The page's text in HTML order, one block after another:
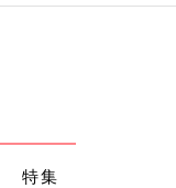
特集